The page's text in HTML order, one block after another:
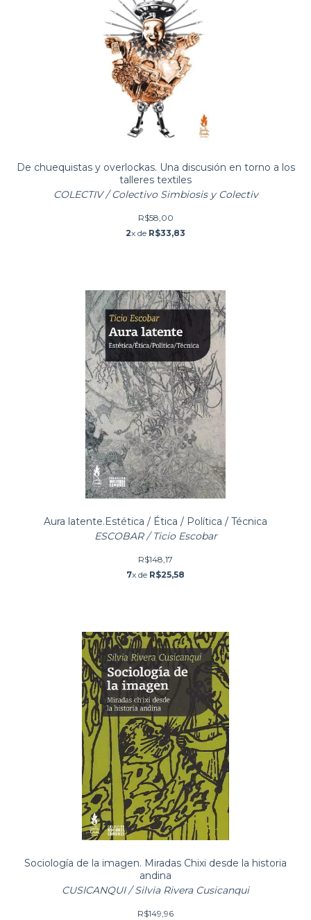
De chuequistas y overlockas. Una discusión en torno a los
talleres textiles
COLECTIV / Colectivo Simbiosis y Colectiv
R$58,00
2x de R$33,83
Aura latente.Estética / Ética / Política / Técnica
ESCOBAR / Ticio Escobar
R$148,17
7x de R$25,58
Sociología de la imagen. Miradas Chixi desde la historia
andina
CUSICANQUI / Silvia Rivera Cusicanqui
R$149,96